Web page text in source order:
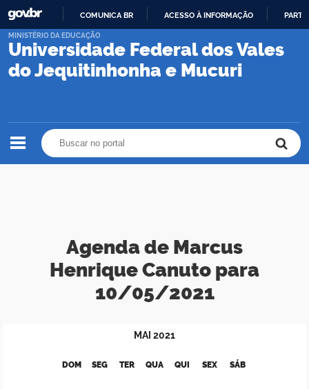
PARA
CONTEÚDO
COMUNICA BR ACESSO À INFORMAÇÃO
Universidade Federal dos Vales
do Jequitinhonha e Mucuri
MINISTÉRIO DA EDUCAÇÃO
Agenda de Marcus
Henrique Canuto para
10/05/2021
MAI 2021
DOM SEG TER QUA QUI SEX SÁB